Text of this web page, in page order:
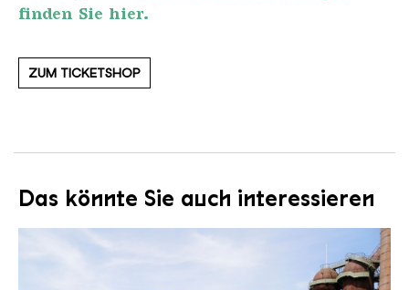
finden Sie hier.
ZUM TICKETSHOP
Das könnte Sie auch interessieren